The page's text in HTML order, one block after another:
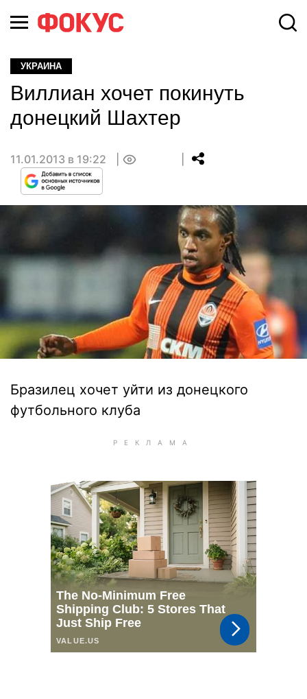
УКРАИНА
Виллиан хочет покинуть
донецкий Шахтер
11.01.2013 в 19:22
Бразилец хочет уйти из донецкого
футбольного клуба